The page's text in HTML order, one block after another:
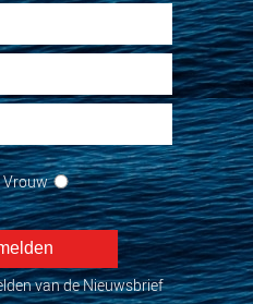
Vrouw
van de Nieuwsbrief